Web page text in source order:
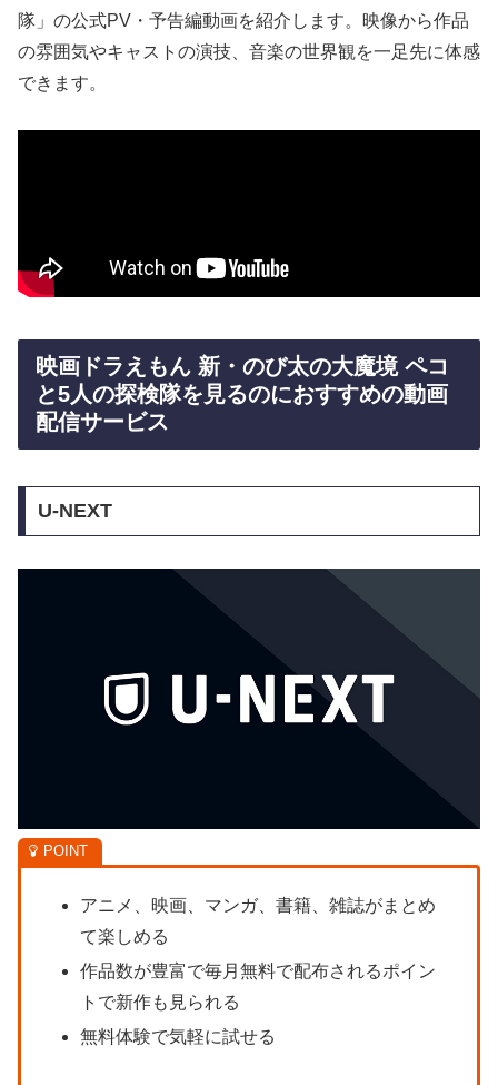
隊」の公式PV・予告編動画を紹介します。映像から作品
の雰囲気やキャストの演技、音楽の世界観を一足先に体感
できます。
映画ドラえもん 新・のび太の大魔境 ペコ
と5人の探検隊を見るのにおすすめの動画
配信サービス
U-NEXT
アニメ、映画、マンガ、書籍、雑誌がまとめ
て楽しめる
作品数が豊富で毎月無料で配布されるポイン
トで新作も見られる
無料体験で気軽に試せる